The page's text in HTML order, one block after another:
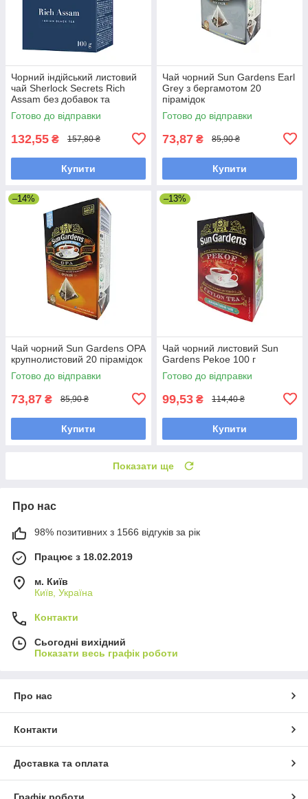
Чорний індійський листовий
чай Sherlock Secrets Rich
Assam без добавок та
ароматизаторів 100 грамів
Готово до відправки
132,55 ₴ 157,80 ₴
Купити
Чай чорний Sun Gardens Earl
Grey з бергамотом 20
пірамідок
Готово до відправки
73,87 ₴ 85,90 ₴
Купити
–14%
Чай чорний Sun Gardens OPA
крупнолистовий 20 пірамідок
Готово до відправки
73,87 ₴ 85,90 ₴
Купити
–13%
Чай чорний листовий Sun
Gardens Pekoe 100 г
Готово до відправки
99,53 ₴ 114,40 ₴
Купити
Показати ще
Про нас
98% позитивних з 1566 відгуків за рік
Працює з 18.02.2019
м. Київ
Київ, Україна
Контакти
Сьогодні вихідний
Показати весь графік роботи
Про нас
Контакти
Доставка та оплата